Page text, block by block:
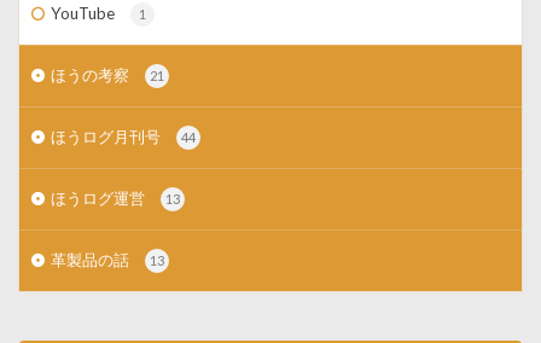
YouTube 1
ほうの考察 21
ほうログ月刊号 44
ほうログ運営 13
革製品の話 13